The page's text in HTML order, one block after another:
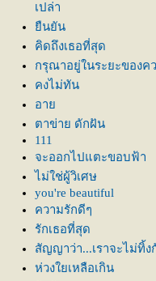
เปล่า
ืนยัน
คิดถึงเธอที่สุด
กรุณาอยู่ในระยะของค
คงไม่ทัน
อา
ตาข่าย ดักฝัน
111
จะออกไปแตะขอบฟ้า
ไม่ใช่ผู้วิเศษ
you're beautiful
ความรักดีๆ
รักเธอที่สุด
สัญญาว่า...เราจะไม่ทิ้ง
ห่วงใยเหลือเกิน